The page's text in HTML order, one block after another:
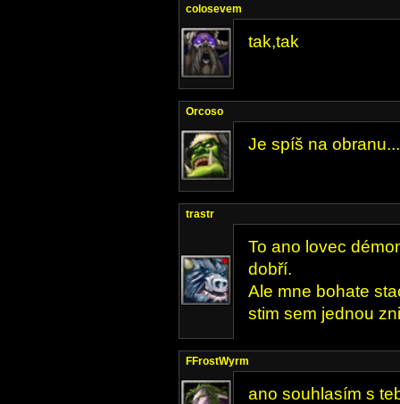
colosevem
tak,tak
Orcoso
Je spíš na
trastr
To ano lovec
dobří.
Ale mne bohate
stim sem jednou
FFrostWyrm
ano souhlasím s